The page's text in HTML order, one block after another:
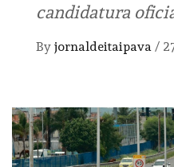
candidatura
By jornaldeitaipava /